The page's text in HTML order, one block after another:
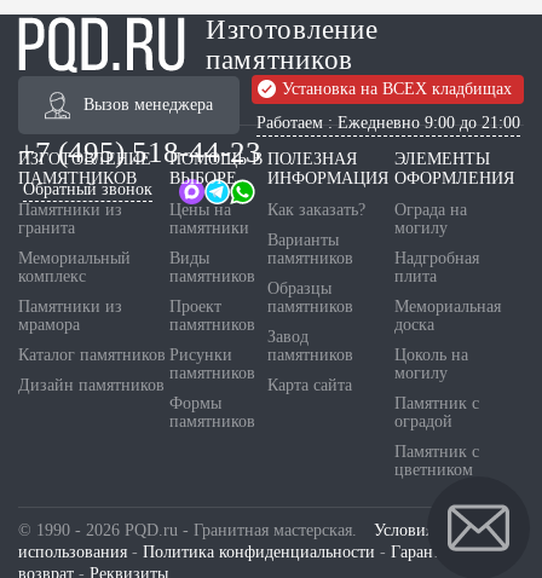
Изготовление
памятников
Вызов менеджера
Установка на ВСЕХ кладбищах
Работаем : Ежедневно 9:00 до 21:00
+7 (495) 518-44-23
Обратный звонок
ИЗГОТОВЛЕНИЕ
ПАМЯТНИКОВ
Памятники из
гранита
Мемориальный
комплекс
Памятники из
мрамора
Каталог памятников
Дизайн памятников
ПОМОЩЬ В
ВЫБОРЕ
Цены на
памятники
Виды
памятников
Проект
памятников
Рисунки
памятников
Формы
памятников
ПОЛЕЗНАЯ
ИНФОРМАЦИЯ
Как заказать?
Варианты
памятников
Образцы
памятников
Завод
памятников
Карта сайта
ЭЛЕМЕНТЫ
ОФОРМЛЕНИЯ
Ограда на
могилу
Надгробная
плита
Мемориальная
доска
Цоколь на
могилу
Памятник с
оградой
Памятник с
цветником
© 1990 - 2026 PQD.ru - Гранитная мастерская. Условия
использования - Политика конфиденциальности - Гарантия и
возврат - Реквизиты